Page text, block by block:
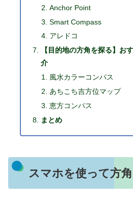
Anchor Point
Smart Compass
アレドコ
【目的地の方角を探る】お
介
風水カラーコンパス
あちこち吉方位マップ
恵方コンパス
まとめ
スマホを使って方